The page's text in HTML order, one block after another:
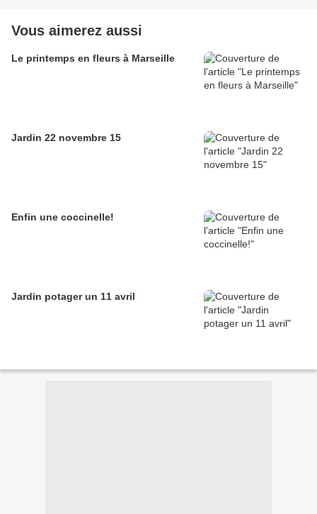
Vous aimerez aussi
Le printemps en fleurs à Marseille
Jardin 22 novembre 15
Enfin une coccinelle!
Jardin potager un 11 avril